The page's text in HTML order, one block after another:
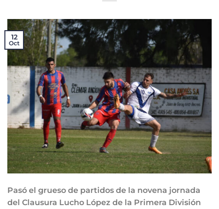
12
Oct
Pasó el grueso de partidos de la novena jornada
del Clausura Lucho López de la Primera División